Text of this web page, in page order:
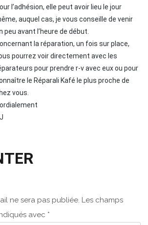
l’adhésion, elle peut avoir lieu le jour
auquel cas, je vous conseille de venir
peu avant l’heure de début.
la réparation, un fois sur place,
pourrez voir directement avec les
pour prendre r-v avec eux ou pour
le Réparali Kafé le plus proche de
vous.
ne sera pas publiée. Les champs
avec *